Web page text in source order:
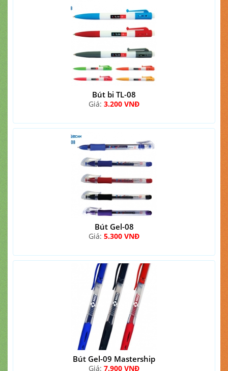
Bút bi TL-08
Giá: 3.200 VNĐ
Bút Gel-08
Giá: 5.300 VNĐ
Bút Gel-09 Mastership
Giá: 7.900 VNĐ